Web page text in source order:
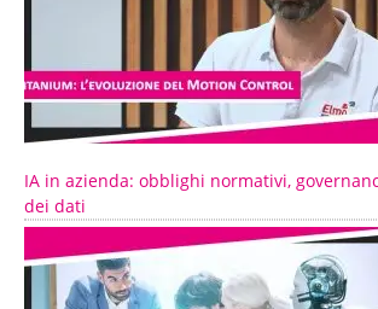
IA in azienda: obblighi normativi,
dei dati